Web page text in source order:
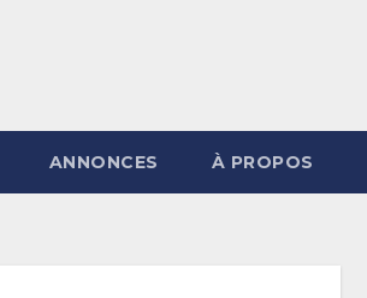
ANNONCES À PROPOS